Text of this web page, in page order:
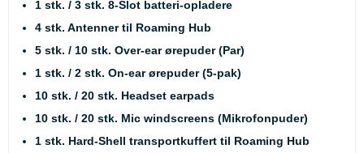
1 stk. / 3 stk. 8-Slot batteri-opladere
4 stk. Antenner til Roaming Hub
5 stk. / 10 stk. Over-ear ørepuder (Par)
1 stk. / 2 stk. On-ear ørepuder (5-pak)
10 stk. / 20 stk. Headset earpads
10 stk. / 20 stk. Mic windscreens (Mikrofonpuder)
1 stk. Hard-Shell transportkuffert til Roaming Hub